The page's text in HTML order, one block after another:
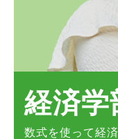
経済学
数式を使って経